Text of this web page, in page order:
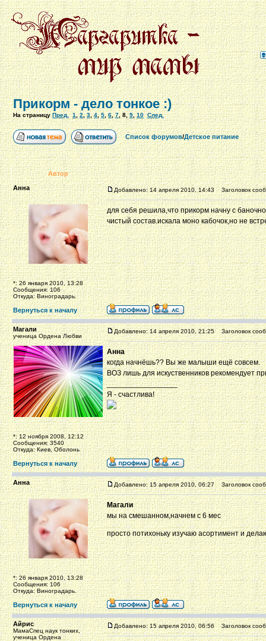
Прикорм - дело тонкое :)
На страницуПред. 1,2,3,4,5,6,7,8,9,10 След.
Список форумов/Детское питание
Автор
Анна
*: 26 января 2010, 13:28
Сообщения: 106
Откуда: Виноградарь.
Добавлено: 14 апреля 2010, 14:43 Заголовок
для себя решила,что прикорм начну с
чистый состав.искала моно кабочок,но не
Вернуться к началу
Магали
ученица Ордена Любви
*: 12 ноября 2008, 12:12
Сообщения: 3540
Откуда: Киев, Оболонь
Добавлено: 14 апреля 2010, 21:25 Заголовок
Анна
когда начнёшь?? Вы же малыши ещё совсем.
ВОЗ лишь для искуственников рекомендует
_________________
Я - счастлива!
Вернуться к началу
Анна
*: 26 января 2010, 13:28
Сообщения: 106
Откуда: Виноградарь.
Добавлено: 15 апреля 2010, 06:27 Заголовок
Магали
мы на смешанном,начнем с 6 мес
просто потихоньку изучаю асортимент и
Вернуться к началу
Айрис
МамаСпец наук тонких,
ученица Ордена
Добавлено: 15 апреля 2010, 06:56 Заголовок